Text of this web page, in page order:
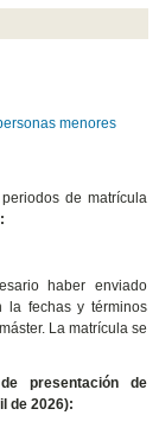
menores
de matrícula
haber enviado
la fechas y términos
La matrícula se
presentación de
de 2026):